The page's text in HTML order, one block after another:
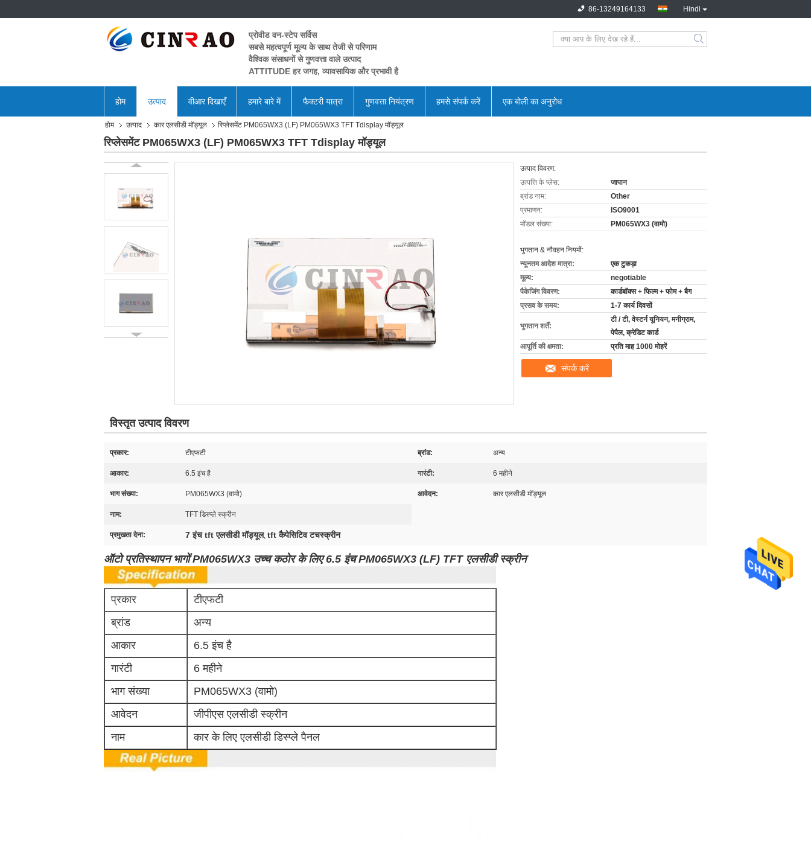
Hindi
86-13249164133
प्रोवीड वन-स्टेप सर्विस
सबसे महत्वपूर्ण मूल्य के साथ तेजी से परिणाम
वैश्विक संसाधनों से गुणवत्ता वाले उत्पाद
ATTITUDE हर जगह, व्यावसायिक और प्रभावी है
होम उत्पाद वीआर दिखाएँ हमारे बारे में फैक्टरी यात्रा गुणवत्ता नियंत्रण हमसे संपर्क करें एक बोली का अनुरोध
होम उत्पाद कार एलसीडी मॉड्यूल रिप्लेसमेंट PM065WX3 (LF) PM065WX3 TFT Tdisplay मॉड्यूल
रिप्लेसमेंट PM065WX3 (LF) PM065WX3 TFT Tdisplay मॉड्यूल
उत्पाद विवरण:
उत्पत्ति के प्लेस:
जापान
ब्रांड नाम:
Other
प्रमाणन:
ISO9001
मॉडल संख्या:
PM065WX3 (वामो)
भुगतान & नौवहन नियमों:
न्यूनतम आदेश मात्रा:
एक टुकड़ा
मूल्य:
negotiable
पैकेजिंग विवरण:
कार्डबॉक्स + फिल्म + फोम + बैग
प्रसव के समय:
1-7 कार्य दिवसों
भुगतान शर्तें:
टी / टी, वेस्टर्न यूनियन, मनीग्राम,
पेपैल, क्रेडिट कार्ड
आपूर्ति की क्षमता:
प्रति माह 1000 मोहरें
संपर्क करें
विस्तृत उत्पाद विवरण
प्रकार: टीएफटी ब्रांड: अन्य
आकार: 6.5 इंच है गारंटी: 6 महीने
भाग संख्या: PM065WX3 (वामो) आवेदन: कार एलसीडी मॉड्यूल
नाम: TFT डिस्प्ले स्क्रीन
प्रमुखता देना: 7 इंच tft एलसीडी मॉड्यूल, tft कैपेसिटिव टचस्क्रीन
ऑटो प्रतिस्थापन भागों PM065WX3 उच्च कठोर के लिए 6.5 इंच PM065WX3 (LF) TFT एलसीडी स्क्रीन
प्रकार
टीएफटी
ब्रांड
अन्य
आकार
6.5 इंच है
गारंटी
6 महीने
भाग संख्या
PM065WX3 (वामो)
आवेदन
जीपीएस एलसीडी स्क्रीन
नाम
कार के लिए एलसीडी डिस्प्ले पैनल